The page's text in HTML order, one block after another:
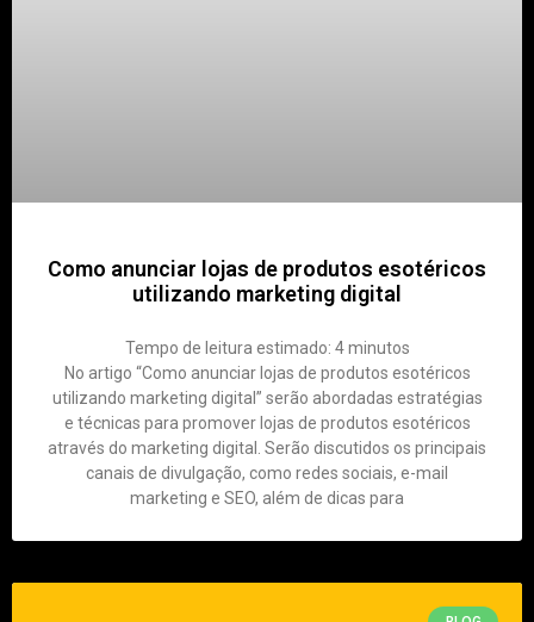
Como anunciar lojas de produtos esotéricos
utilizando marketing digital
Tempo de leitura estimado: 4 minutos
No artigo “Como anunciar lojas de produtos esotéricos
utilizando marketing digital” serão abordadas estratégias
e técnicas para promover lojas de produtos esotéricos
através do marketing digital. Serão discutidos os principais
canais de divulgação, como redes sociais, e-mail
marketing e SEO, além de dicas para